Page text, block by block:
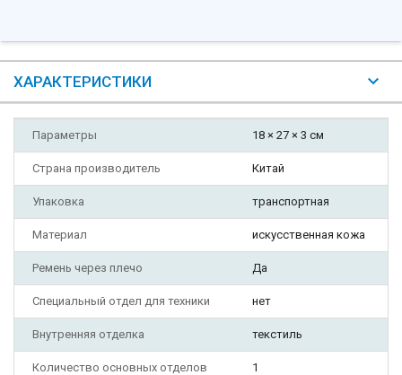
ХАРАКТЕРИСТИКИ
Параметры 18 × 27 × 3 см
Страна производитель Китай
Упаковка транспортная
Материал искусственная кожа
Ремень через плечо Да
Специальный отдел для техники нет
Внутренняя отделка текстиль
Количество основных отделов 1